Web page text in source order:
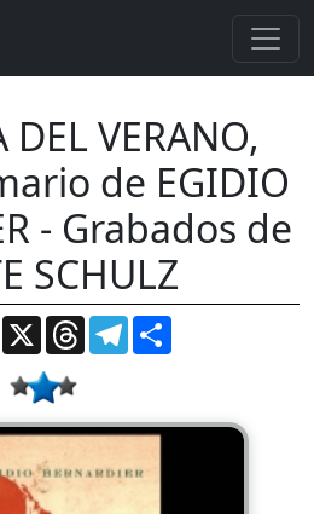
DEL VERANO,
de EGIDIO
- Grabados de
SCHULZ
WhatsApp
X ThreadsTelegram